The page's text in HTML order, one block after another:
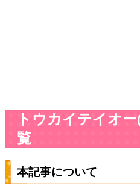
トウカイテイオ
覧
本記事について